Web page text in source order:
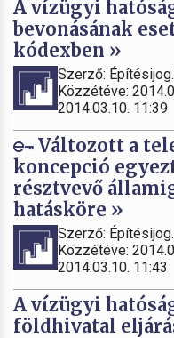
A vízügyi
bevonásának
kódexben »
Szerző:
Közzétéve:
2014.03.10. 11:39
Változott a
koncepció
résztvevő
hatásköre »
Szerző:
Közzétéve:
2014.03.10. 11:43
A vízügyi
földhivatal